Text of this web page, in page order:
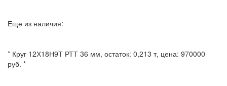
Еще из наличия:
* Круг 12Х18Н9Т РТТ 36 мм, остаток: 0,213 т, цена: 970000
руб. *